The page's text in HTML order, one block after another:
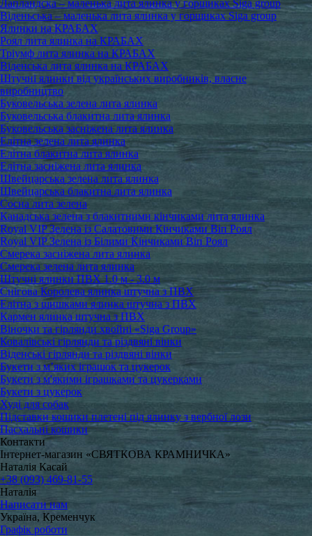
Лапландска – маленька лита ялинка у горщиках Siga group
Віденьська – маленька лита ялинка у горщиках Siga group
Ялинки на КРАБАХ
Роял лита ялинка на КРАБАХ
Тріумф лита ялинка на КРАБАХ
Віденська лита ялинка на КРАБАХ
Штучні ялинки від українських виробників, власне
виробництво
Буковельська зелена лита ялинка
Буковельська блакитна лита ялинка
Буковельська засніжена лита ялинка
Елітна зелена лита ялинка
Елітна блакитна лита ялинка
Елітна засніжена лита ялинка
Швейцарська зелена лита ялинка
Швейцарська блакитна лита ялинка
Сосна лита зелена
Канадська зелена з блакитними кінчиками лита ялинка
Royal VIP Зелена із Салатовими Кінчиками Віп Роял
Royal VIP Зелена із Білими Кінчиками Віп Роял
Смерека засніжена лита ялинка
Смерека зелена лита ялинка
Штучні ялинки ПВХ 1.0 м - 3.0 м
Снігова Королева ялинка штучна з ПВХ
Елітна з шишками ялинка штучна з ПВХ
Кармен ялинка штучна з ПВХ
Віночки та гірлянди хвойні «Siga Group»
Ковалівські гірлянди та різдвяні вінки
Віденські гірлянди та різдвяні вінки
Букети з м’яких іграшок та цукерок
Букети з м'якими іграшками та цукерками
Букети з цукерок
Худі для собак
Підставки кошики плетені під ялинку з вербної лози
Пасхальні кошики
Контакти
Інтернет-магазин «СВЯТКОВА КРАМНИЧКА»
Наталія Касай
+38 (093) 469-81-55
Наталія
Написати нам
Україна, Кременчук
Графік роботи